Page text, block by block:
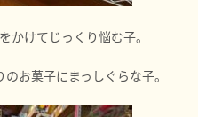
かけてじっくり悩む子。
お菓子にまっしぐらな子。